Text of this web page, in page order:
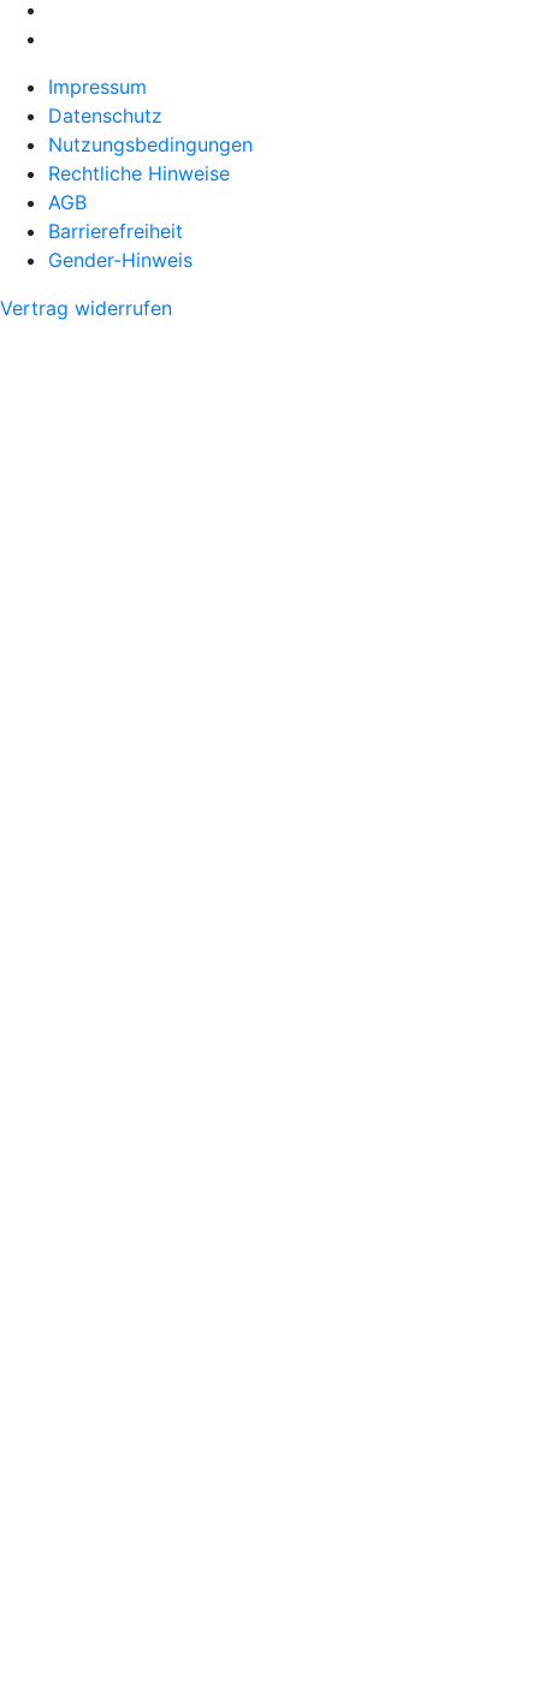
Impressum
Datenschutz
Nutzungsbedingungen
Rechtliche Hinweise
AGB
Barrierefreiheit
Gender-Hinweis
Vertrag widerrufen